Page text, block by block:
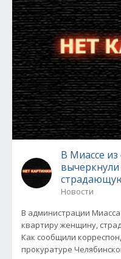
В Миассе
Новости
В администрации
квартиру женщину,
Как сообщили
прокуратуре